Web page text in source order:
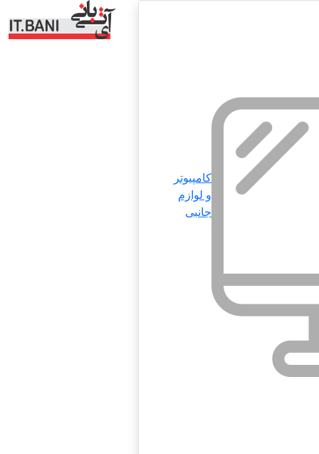
کامپیوتر
و لوازم
جانبی